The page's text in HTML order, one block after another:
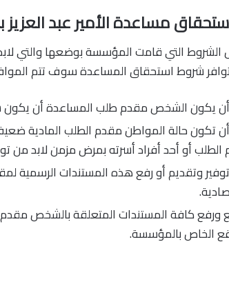
مساعدة الأمير عبد
التي قامت المؤسسة بوضعها والتي
توافر شروط استحقاق المساعدة سوف تتم
يكون الشخص مقدم طلب المساعدة أن
تكون حالة المواطن مقدم الطلب المادية
أو أحد أفراد أسرته بمرض مزمن لابد من
وتقديم أو رفع هذه المستندات الرسمية
الخاص بالمؤسسة.